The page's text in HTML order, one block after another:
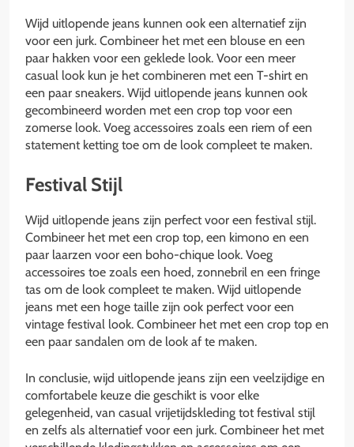
Wijd uitlopende jeans kunnen ook een alternatief zijn
voor een jurk. Combineer het met een blouse en een
paar hakken voor een geklede look. Voor een meer
casual look kun je het combineren met een T-shirt en
een paar sneakers. Wijd uitlopende jeans kunnen ook
gecombineerd worden met een crop top voor een
zomerse look. Voeg accessoires zoals een riem of een
statement ketting toe om de look compleet te maken.
Festival Stijl
Wijd uitlopende jeans zijn perfect voor een festival stijl.
Combineer het met een crop top, een kimono en een
paar laarzen voor een boho-chique look. Voeg
accessoires toe zoals een hoed, zonnebril en een fringe
tas om de look compleet te maken. Wijd uitlopende
jeans met een hoge taille zijn ook perfect voor een
vintage festival look. Combineer het met een crop top en
een paar sandalen om de look af te maken.
In conclusie, wijd uitlopende jeans zijn een veelzijdige en
comfortabele keuze die geschikt is voor elke
gelegenheid, van casual vrijetijdskleding tot festival stijl
en zelfs als alternatief voor een jurk. Combineer het met